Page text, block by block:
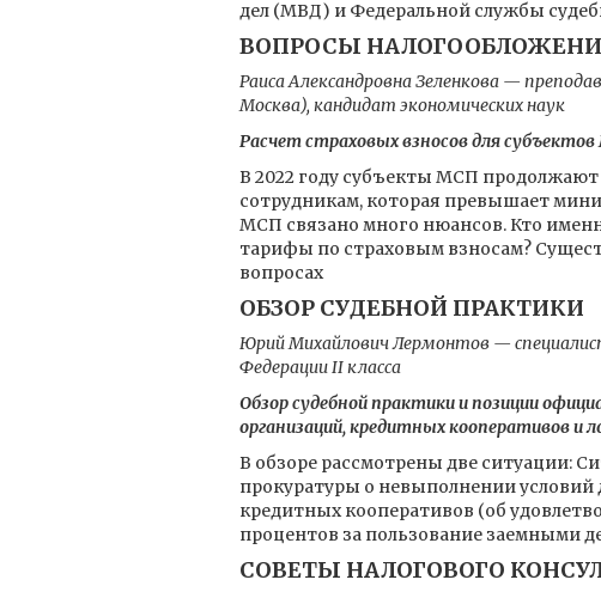
дел (МВД) и Федеральной службы
ВОПРОСЫ
Раиса Александровна Зеленкова —
Москва), кандидат экономических наук
Расчет страховых взносов для
В 2022 году субъекты МСП
сотрудникам, которая превышает
МСП связано много нюансов. Кто
тарифы по страховым взносам?
вопросах
ОБЗОР СУДЕБНОЙ ПРАКТИКИ
Юрий Михайлович Лермонтов —
Федерации II класса
Обзор судебной практики и позиции
организаций, кредитных кооперативов и
В обзоре рассмотрены две ситуации:
прокуратуры о невыполнении
кредитных кооперативов (об
процентов за пользование заемными
СОВЕТЫ НАЛОГОВОГО